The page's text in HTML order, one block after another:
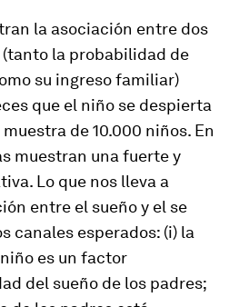
la asociación entre dos
la probabilidad de
su ingreso familiar)
que el niño se despierta
de 10.000 niños. En
muestran una fuerte y
Lo que nos lleva a
entre el sueño y el se
canales esperados: (i) la
es un factor
del sueño de los padres;